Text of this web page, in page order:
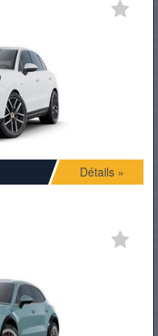
Détails »